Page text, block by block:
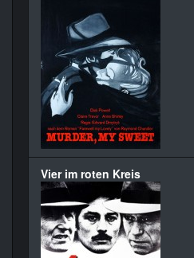
Vier im roten Kreis